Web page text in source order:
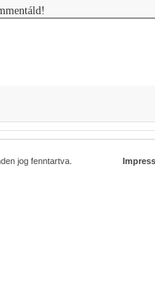
jog fenntartva.